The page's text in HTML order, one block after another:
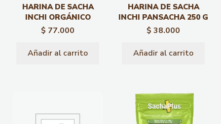
HARINA DE SACHA
INCHI ORGÁNICO
$ 77.000
Añadir al carrito
HARINA DE SACHA
INCHI PANSACHA 250 G
$ 38.000
Añadir al carrito